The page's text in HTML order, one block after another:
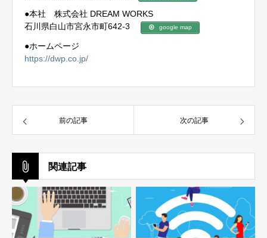
●本社 株式会社 DREAM WORKS
石川県白山市宮永市町642-3
google map
●ホームページ
https://dwp.co.jp/
前の記事 次の記事
関連記事